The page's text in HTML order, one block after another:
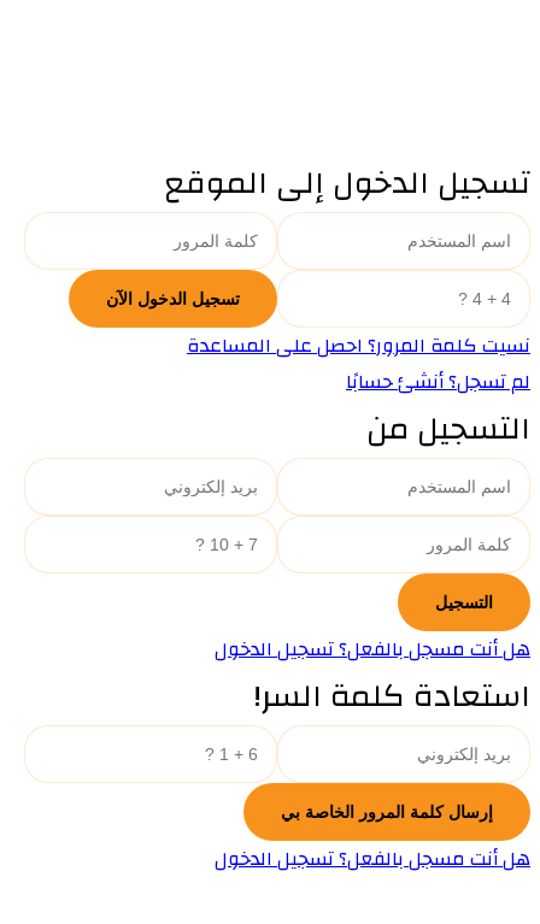
تسجيل الدخول إلى الموقع
نسيت كلمة المرور؟ احصل على المساعدة
لم تسجل؟ أنشئ حسابًا
التسجيل من
هل أنت مسجل بالفعل؟ تسجيل الدخول
استعادة كلمة السر!
هل أنت مسجل بالفعل؟ تسجيل الدخول